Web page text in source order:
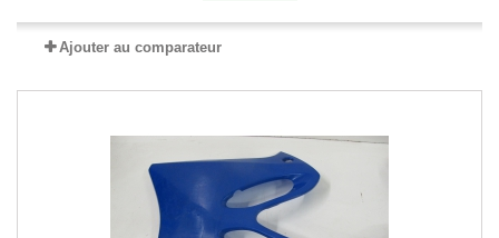
Ajouter au comparateur